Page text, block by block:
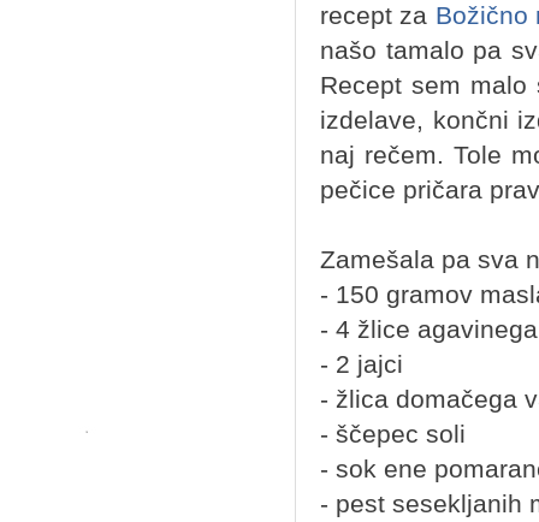
recept za Božično
našo tamalo pa
Recept sem malo
izdelave, končni
naj rečem. Tole
pečice pričara
Zamešala pa sva
- 150 gramov
- 4 žlice
- 2 jajci
- žlica domačega
- ščepec soli
- sok ene
- pest sesekljanih